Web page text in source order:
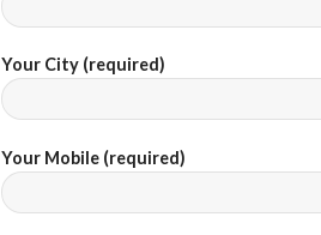
Your City (required)
Your Mobile (required)